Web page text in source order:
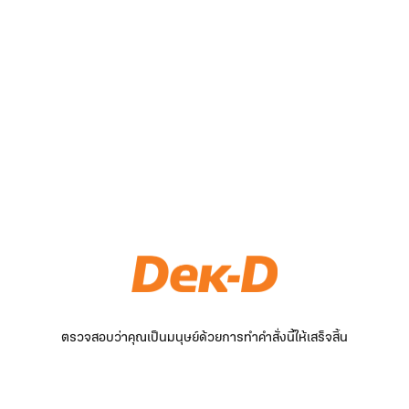
ตรวจสอบว่าคุณเป็นมนุษย์ด้วยการทำคำสั่งนี้ให้เสร็จสิ้น